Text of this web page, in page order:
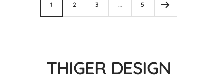
1 2 3 … 5
THIGER DESIGN